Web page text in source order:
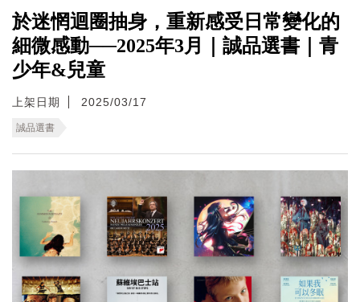
於迷惘迴圈抽身，重新感受日常變化的
細微感動──2025年3月｜誠品選書｜青
少年&兒童
上架日期 2025/03/17
誠品選書